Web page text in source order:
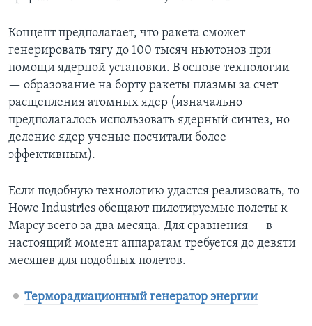
Концепт предполагает, что ракета сможет
генерировать тягу до 100 тысяч ньютонов при
помощи ядерной установки. В основе технологии
— образование на борту ракеты плазмы за счет
расщепления атомных ядер (изначально
предполагалось использовать ядерный синтез, но
деление ядер ученые посчитали более
эффективным).
Если подобную технологию удастся реализовать, то
Howe Industries обещают пилотируемые полеты к
Марсу всего за два месяца. Для сравнения — в
настоящий момент аппаратам требуется до девяти
месяцев для подобных полетов.
Терморадиационный генератор энергии